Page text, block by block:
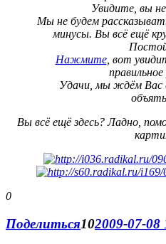
Увидите, вы
Мы не будем
минусы. Вы всё ещё
Нажмите, вот
Удачи, мы ждём Вас
Вы всё ещё здесь? Ладно,
0
Поделиться102009-07-08